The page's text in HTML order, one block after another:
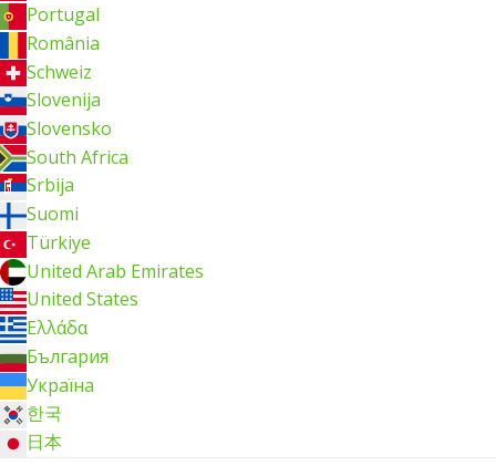
Portugal
România
Schweiz
Slovenija
Slovensko
South Africa
Srbija
Suomi
Türkiye
United Arab Emirates
United States
Ελλάδα
България
Україна
한국
日本